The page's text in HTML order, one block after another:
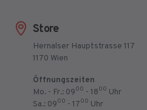
Store
Hernalser Hauptstrasse 117
1170 Wien
Öffnungszeiten
Mo. - Fr.: 0900 - 1800 Uhr
Sa.: 0900 - 1700 Uhr